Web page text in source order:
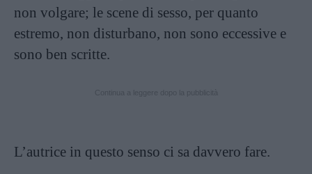
non volgare; le scene di sesso, per quanto
estremo, non disturbano, non sono eccessive e
sono ben scritte.
L’autrice in questo senso ci sa davvero fare.